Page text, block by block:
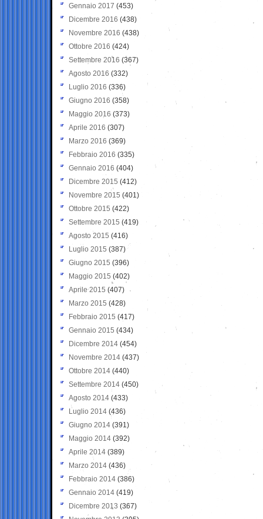
Gennaio 2017 (453)
Dicembre 2016 (438)
Novembre 2016 (438)
Ottobre 2016 (424)
Settembre 2016 (367)
Agosto 2016 (332)
Luglio 2016 (336)
Giugno 2016 (358)
Maggio 2016 (373)
Aprile 2016 (307)
Marzo 2016 (369)
Febbraio 2016 (335)
Gennaio 2016 (404)
Dicembre 2015 (412)
Novembre 2015 (401)
Ottobre 2015 (422)
Settembre 2015 (419)
Agosto 2015 (416)
Luglio 2015 (387)
Giugno 2015 (396)
Maggio 2015 (402)
Aprile 2015 (407)
Marzo 2015 (428)
Febbraio 2015 (417)
Gennaio 2015 (434)
Dicembre 2014 (454)
Novembre 2014 (437)
Ottobre 2014 (440)
Settembre 2014 (450)
Agosto 2014 (433)
Luglio 2014 (436)
Giugno 2014 (391)
Maggio 2014 (392)
Aprile 2014 (389)
Marzo 2014 (436)
Febbraio 2014 (386)
Gennaio 2014 (419)
Dicembre 2013 (367)